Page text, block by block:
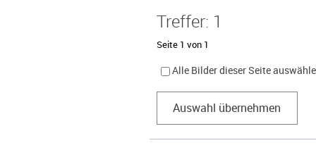
Treffer: 1
Seite 1 von 1
Alle Bilder dieser Seite
Auswahl übernehmen